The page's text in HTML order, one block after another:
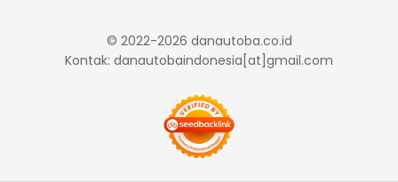
© 2022-2026 danautoba.co.id
Kontak: danautobaindonesia[at]gmail.com